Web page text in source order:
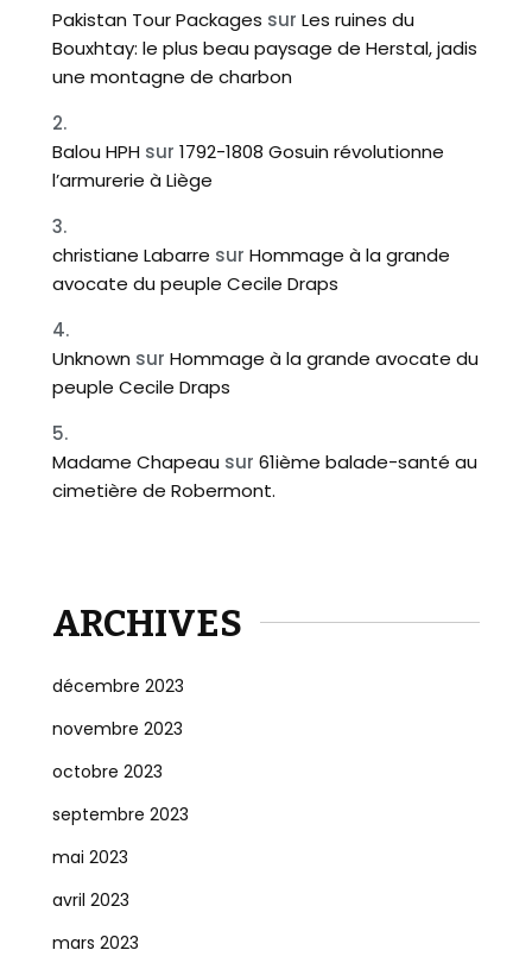
Pakistan Tour Packages sur Les ruines du
Bouxhtay: le plus beau paysage de Herstal, jadis
une montagne de charbon
Balou HPH sur 1792-1808 Gosuin révolutionne
l’armurerie à Liège
christiane Labarre sur Hommage à la grande
avocate du peuple Cecile Draps
Unknown sur Hommage à la grande avocate du
peuple Cecile Draps
Madame Chapeau sur 61ième balade-santé au
cimetière de Robermont.
ARCHIVES
décembre 2023
novembre 2023
octobre 2023
septembre 2023
mai 2023
avril 2023
mars 2023